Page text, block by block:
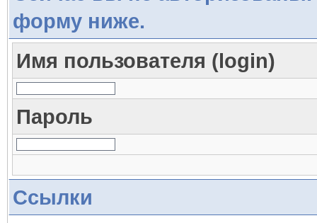
форму ниже.
Имя пользователя (login)
Пароль
Ссылки